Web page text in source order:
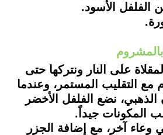
الفلفل الأسود.
على النار ونتركها حتى
مع التقليب المستمر، وعندما
الذهبي، نضع الفلفل الأخضر
المكونات جيداً.
وعاء آخر، مع إضافة الجزر